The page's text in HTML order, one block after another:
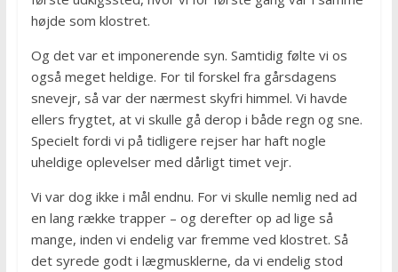
højde som klostret.
Og det var et imponerende syn. Samtidig følte vi os
også meget heldige. For til forskel fra gårsdagens
snevejr, så var der nærmest skyfri himmel. Vi havde
ellers frygtet, at vi skulle gå derop i både regn og sne.
Specielt fordi vi på tidligere rejser har haft nogle
uheldige oplevelser med dårligt timet vejr.
Vi var dog ikke i mål endnu. For vi skulle nemlig ned ad
en lang række trapper – og derefter op ad lige så
mange, inden vi endelig var fremme ved klostret. Så
det syrede godt i lægmusklerne, da vi endelig stod